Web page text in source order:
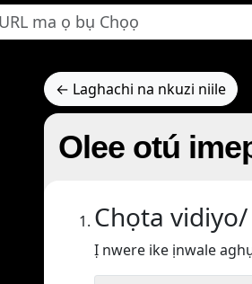
← Laghachi na nkuzi niile
Olee otú
Chọta
Ị nwere ike ịnwale